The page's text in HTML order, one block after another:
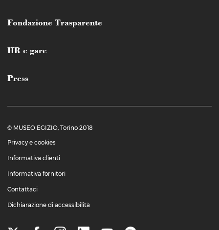
Fondazione Trasparente
HR e gare
Press
© MUSEO EGIZIO, Torino 2018
Privacy e cookies
Informativa clienti
Informativa fornitori
Contattaci
Dichiarazione di accessibilità